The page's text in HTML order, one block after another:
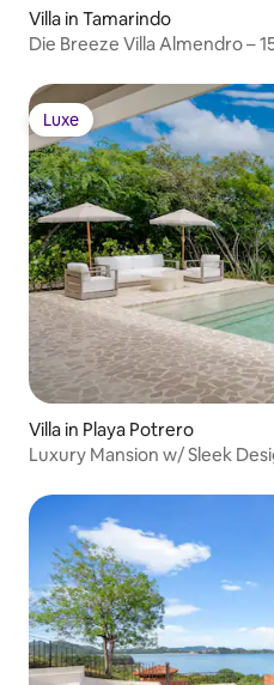
Villa in Tamarindo
Die Breeze Villa Almendro –
Luxe
Luxe
Villa in Playa Potrero
Luxury Mansion w/ Sleek